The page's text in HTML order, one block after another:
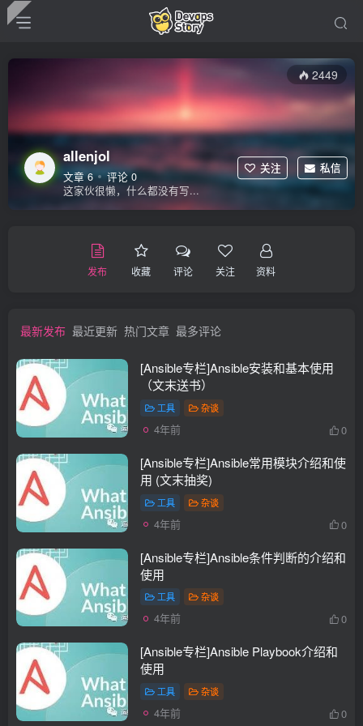
allenjol
文章 6
评论 0
这家伙很懒，什么都没有写...
关注 私信
2449
发布 收藏 评论 关注 资料
最新发布 最近更新 热门文章 最多评论
[Ansible专栏]Ansible安装和基本使用
（文末送书）
工具 杂谈
4年前 0
[Ansible专栏]Ansible常用模块介绍和使
用 (文末抽奖)
工具 杂谈
4年前 0
[Ansible专栏]Ansible条件判断的介绍和
使用
工具 杂谈
4年前 0
[Ansible专栏]Ansible Playbook介绍和
使用
工具 杂谈
4年前 0